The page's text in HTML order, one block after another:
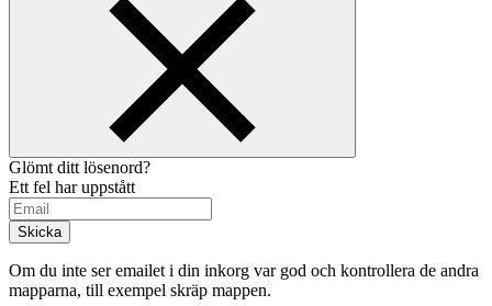
Glömt ditt lösenord?
Ett fel har uppstått
Skicka
Om du inte ser emailet i din inkorg var god och kontrollera de andra
mapparna, till exempel skräp mappen.